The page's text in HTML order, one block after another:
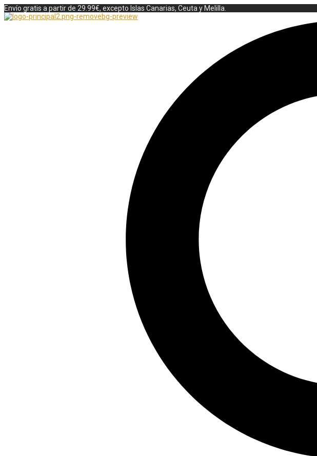
Envío gratis a partir de 29.99€, excepto Islas Canarias, Ceuta y Melilla.